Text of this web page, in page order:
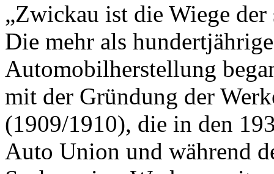
„Zwickau ist die Wiege
Die mehr als
Automobilherstellung
mit der Gründung der
(1909/1910), die in den
Auto Union und während